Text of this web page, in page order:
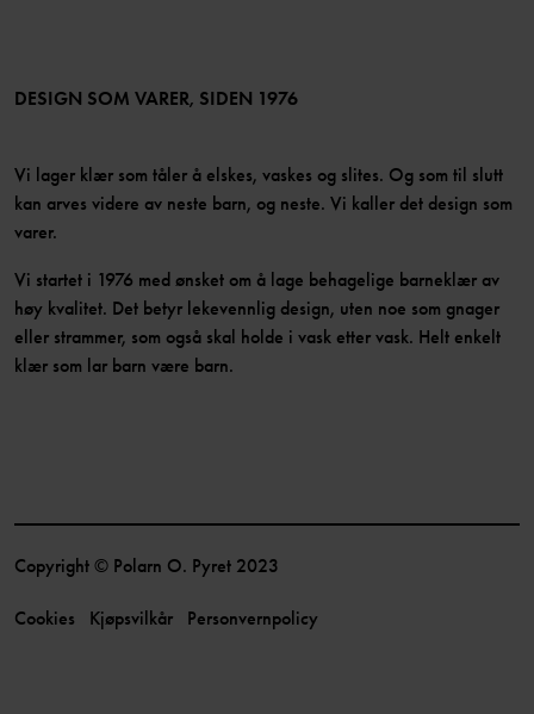
Bli medlem
DESIGN SOM VARER, SIDEN 1976
Vi lager klær som tåler å elskes, vaskes og slites. Og som til slutt
kan arves videre av neste barn, og neste. Vi kaller det design som
varer.
Vi startet i 1976 med ønsket om å lage behagelige barneklær av
høy kvalitet. Det betyr lekevennlig design, uten noe som gnager
eller strammer, som også skal holde i vask etter vask. Helt enkelt
klær som lar barn være barn.
Copyright © Polarn O. Pyret 2023
Cookies Kjøpsvilkår Personvernpolicy